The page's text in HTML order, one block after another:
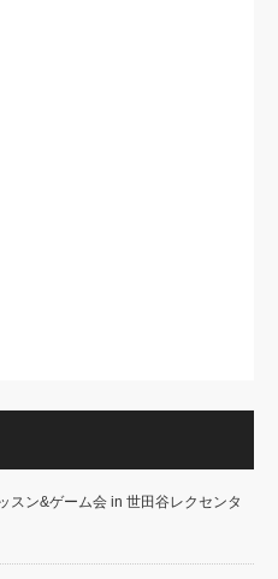
スン&ゲーム会 in 世田谷レクセンタ